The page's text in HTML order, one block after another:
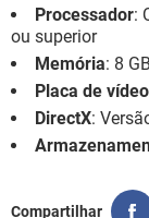
Processador:
ou superior
Memória: 8 GB
Placa de vídeo
DirectX:
Compartilhar